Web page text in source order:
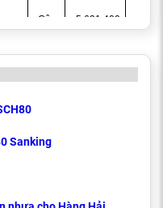
Cây 5,621,400
Sanking